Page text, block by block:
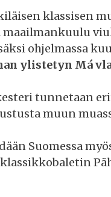
klassisen
maailmankuulu
ohjelmassa
ylistetyn Má
tunnetaan
muun
Suomessa